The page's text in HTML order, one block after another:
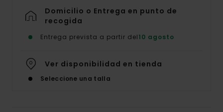
Domicilio o Entrega en punto de
recogida
Entrega prevista a partir del10 agosto
Ver disponibilidad en tienda
Seleccione una talla